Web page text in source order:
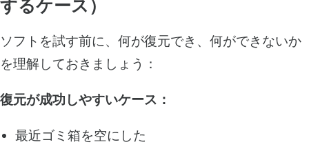
するケース）
ソフトを試す前に、何が復元でき、何ができないか
を理解しておきましょう：
復元が成功しやすいケース：
最近ゴミ箱を空にした